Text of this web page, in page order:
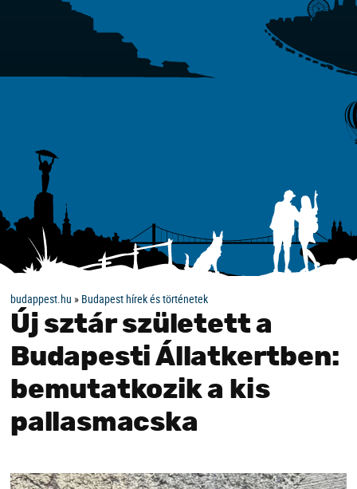
budappest.hu » Budapest hírek és történetek
Új sztár született a
Budapesti Állatkertben:
bemutatkozik a kis
pallasmacska